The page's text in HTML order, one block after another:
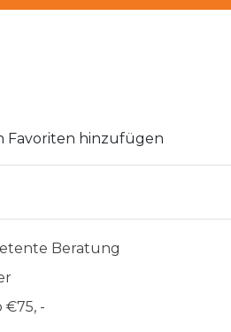
Favoriten hinzufügen
Beratung
€75, -